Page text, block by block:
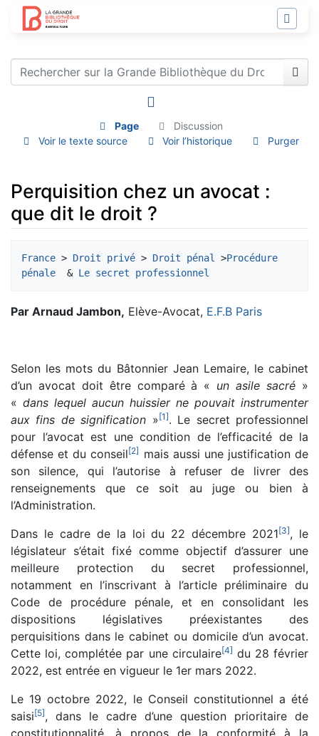
Page
Discussion
Voir le texte source
Voir l’historique Purger
Perquisition chez un avocat :
que dit le droit ?
France > Droit privé > Droit pénal >Procédure
pénale
& Le secret professionnel
Par Arnaud Jambon, Elève-Avocat, E.F.B Paris
Selon les mots du Bâtonnier Jean Lemaire, le cabinet
d’un avocat doit être comparé à « un asile sacré »
« dans lequel aucun huissier ne pouvait instrumenter
aux fins de signification »[1]. Le secret professionnel
pour l’avocat est une condition de l’efficacité de la
défense et du conseil[2] mais aussi une justification de
son silence, qui l’autorise à refuser de livrer des
renseignements que ce soit au juge ou bien à
l’Administration.
Dans le cadre de la loi du 22 décembre 2021[3], le
législateur s’était fixé comme objectif d’assurer une
meilleure protection du secret professionnel,
notamment en l’inscrivant à l’article préliminaire du
Code de procédure pénale, et en consolidant les
dispositions législatives préexistantes des
perquisitions dans le cabinet ou domicile d’un avocat.
Cette loi, complétée par une circulaire[4] du 28 février
2022, est entrée en vigueur le 1er mars 2022.
Le 19 octobre 2022, le Conseil constitutionnel a été
saisi[5], dans le cadre d’une question prioritaire de
constitutionnalité, à propos de la conformité à la